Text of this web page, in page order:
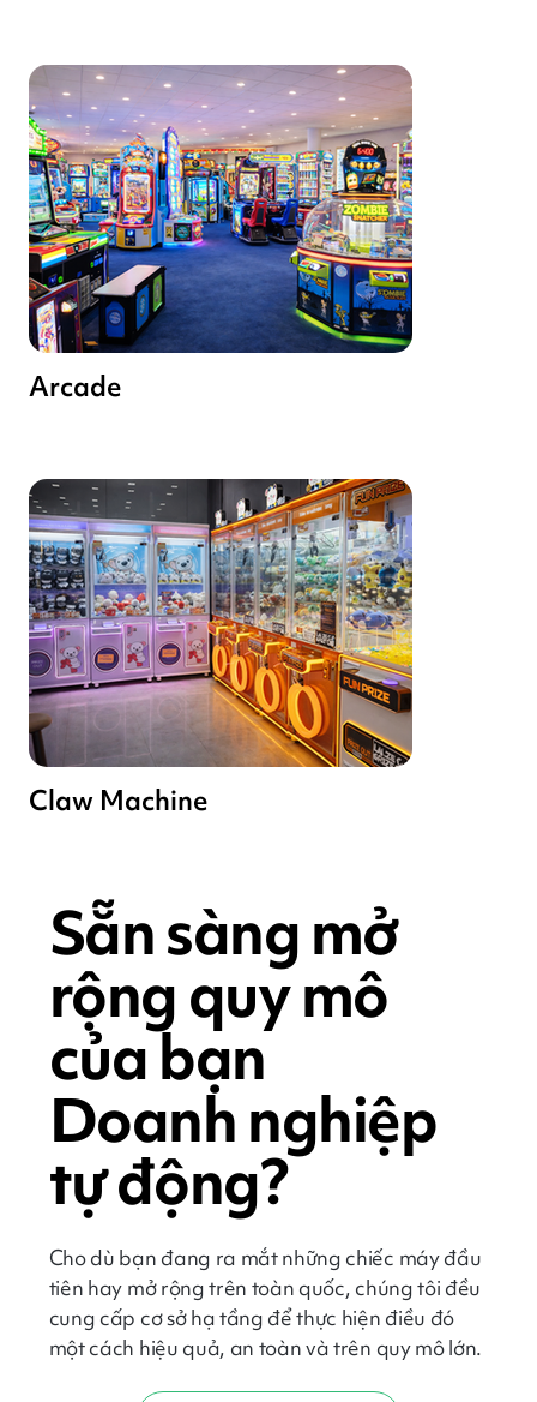
Sẵn sàng mở
rộng quy mô
của bạn
Doanh nghiệp
tự động?
Cho dù bạn đang ra mắt những chiếc máy đầu
tiên hay mở rộng trên toàn quốc, chúng tôi đều
cung cấp cơ sở hạ tầng để thực hiện điều đó
một cách hiệu quả, an toàn và trên quy mô lớn.
Arcade
Claw Machine